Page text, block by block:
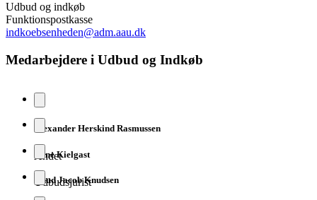
Udbud og indkøb
Funktionspostkasse
indkoebsenheden@adm.aau.dk
Medarbejdere i Udbud og Indkøb
Alexander Herskind Rasmussen
Andet
Anne Kielgast
Udbudsjurist
Knud Jacob Knudsen